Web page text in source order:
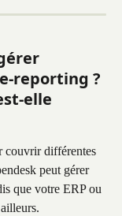
reporting ?
elle
couvrir différentes
peut gérer
que votre ERP ou